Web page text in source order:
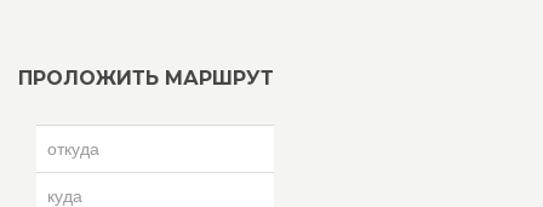
ПРОЛОЖИТЬ МАРШРУТ